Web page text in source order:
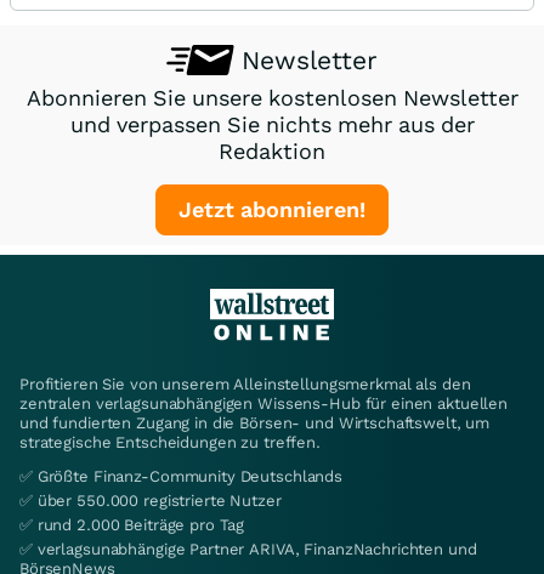
Newsletter
Abonnieren Sie unsere kostenlosen Newsletter
und verpassen Sie nichts mehr aus der
Redaktion
Jetzt abonnieren!
Profitieren Sie von unserem Alleinstellungsmerkmal als den
zentralen verlagsunabhängigen Wissens-Hub für einen aktuellen
und fundierten Zugang in die Börsen- und Wirtschaftswelt, um
strategische Entscheidungen zu treffen.
✅ Größte Finanz-Community Deutschlands
✅ über 550.000 registrierte Nutzer
✅ rund 2.000 Beiträge pro Tag
✅ verlagsunabhängige Partner ARIVA, FinanzNachrichten und
BörsenNews